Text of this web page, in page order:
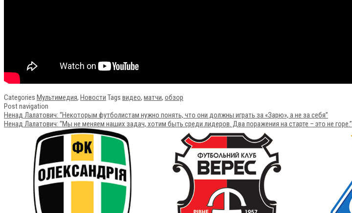
Categories Мультимедия, Новости Tags видео, матчи, обзор
Post navigation
Ненад Лалатович: “Некоторым футболистам нужно понять, что они должны играть за «Зарю», а не за себя”
Ненад Лалатович: “Мы не меняем наших задач, хотим быть среди лидеров. Два поражения на старте – это не горе.”